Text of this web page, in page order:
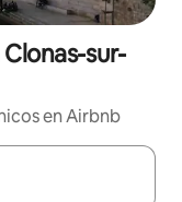
sur-
en Airbnb
navega con las